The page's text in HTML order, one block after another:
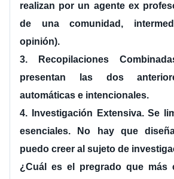
realizan por un agente ex
de una comunidad,
opinión).
3. Recopilaciones
presentan las dos
automáticas e intencionales.
4. Investigación Extensiva. Se
esenciales. No hay que
puedo creer al sujeto de
¿Cuál es el pregrado que más